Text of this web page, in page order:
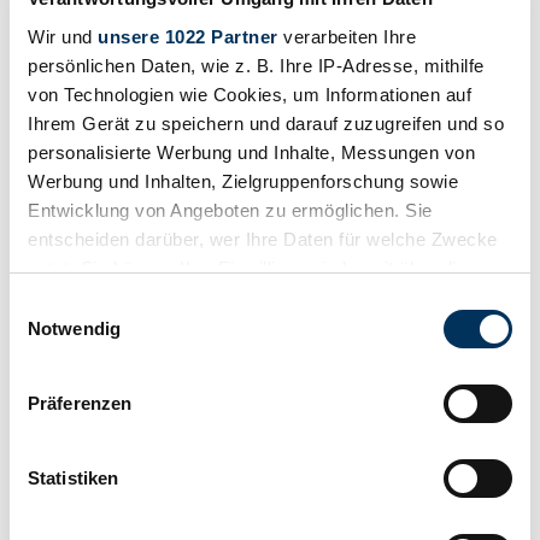
Wir und unsere 1022 Partner verarbeiten Ihre
persönlichen Daten, wie z. B. Ihre IP-Adresse, mithilfe
von Technologien wie Cookies, um Informationen auf
Ihrem Gerät zu speichern und darauf zuzugreifen und so
personalisierte Werbung und Inhalte, Messungen von
Werbung und Inhalten, Zielgruppenforschung sowie
Entwicklung von Angeboten zu ermöglichen. Sie
entscheiden darüber, wer Ihre Daten für welche Zwecke
nutzt. Sie können Ihre Einwilligung jederzeit über die
Trigger Symbol ändern oder widerrufen
Informationen über Ihre geografische Lage
können
bestimmten Merkmalen (Fingerprinting) identifizieren
Notwendig
Präferenzen
Statistiken